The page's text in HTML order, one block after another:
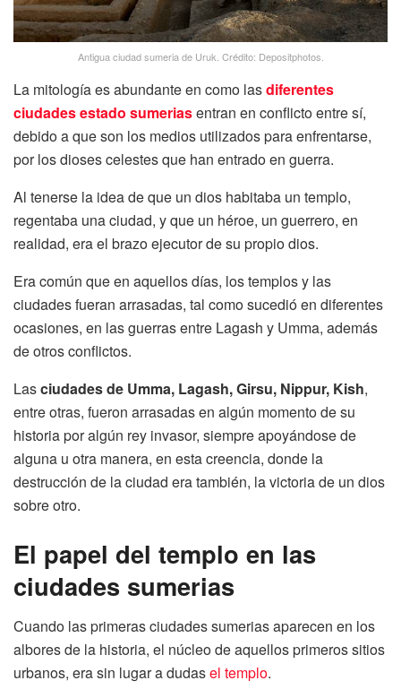
Antigua ciudad sumeria de Uruk. Crédito: Depositphotos.
La mitología es abundante en como lasdiferentes
ciudades estado sumeriasentran en conflicto entre sí,
debido a que son los medios utilizados para enfrentarse,
por los dioses celestes que han entrado en guerra.
Al tenerse la idea de que un dios habitaba un templo,
regentaba una ciudad, y que un héroe, un guerrero, en
realidad, era el brazo ejecutor de su propio dios.
Era común que en aquellos días, los templos y las
ciudades fueran arrasadas, tal como sucedió en diferentes
ocasiones, en las guerras entre Lagash y Umma, además
de otros conflictos.
Lasciudades de Umma, Lagash, Girsu, Nippur, Kish,
entre otras, fueron arrasadas en algún momento de su
historia por algún rey invasor, siempre apoyándose de
alguna u otra manera, en esta creencia, donde la
destrucción de la ciudad era también, la victoria de un dios
sobre otro.
El papel del templo en las
ciudades sumerias
Cuando las primeras ciudades sumerias aparecen en los
albores de la historia, el núcleo de aquellos primeros sitios
urbanos, era sin lugar a dudasel templo.